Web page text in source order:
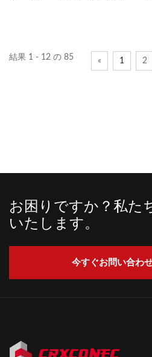
Cat6autp通信アプリケーシ
結果 1 - 12 の 85 « 1 2
お困りですか？私た
いたします。
今すぐお問い合わ